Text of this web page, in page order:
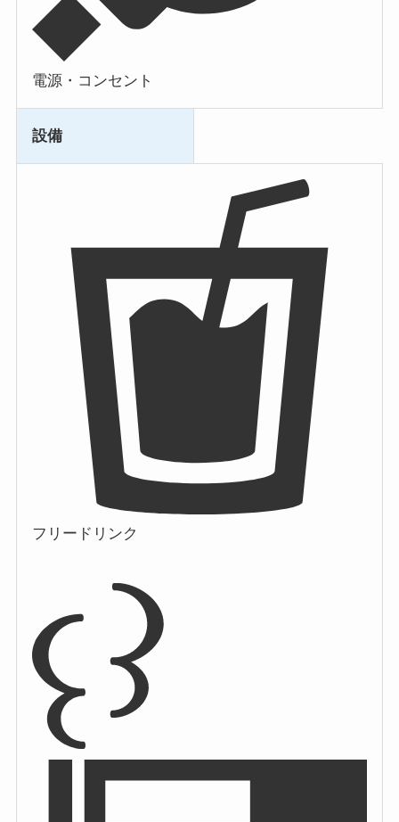
電源・コンセント
設備
フリードリンク